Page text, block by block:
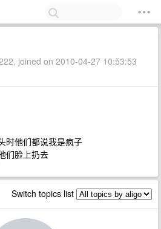
joined on 2010-04-27 10:53:53
时他们都说我是疯子
们脸上扔去
Switch topics list